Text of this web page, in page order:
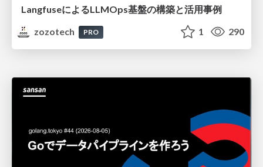
LangfuseによるLLMOps基盤の構築と活用事例
zozotech
PRO 1 290